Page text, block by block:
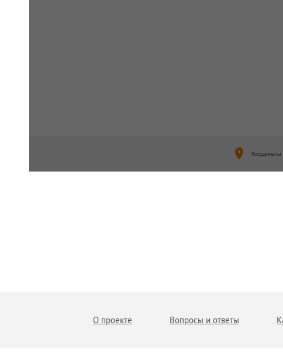
Координаты
О проекте Вопросы и ответы